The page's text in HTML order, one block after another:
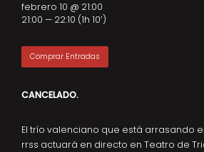
CANCELADO.
El trío valenciano que está arrasando
rrss actuará en directo en Teatro de
febrero 10 @ 21:00
21:00 — 22:10 (1h 10′)
Comprar Entradas